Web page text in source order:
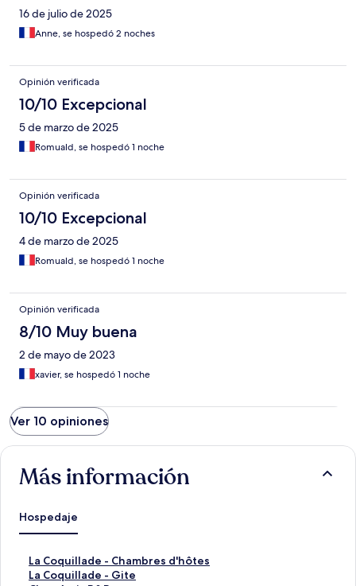
16 de julio de 2025
Anne, se hospedó 2 noches
Opinión verificada
10/10 Excepcional
5 de marzo de 2025
Romuald, se hospedó 1 noche
Opinión verificada
10/10 Excepcional
4 de marzo de 2025
Romuald, se hospedó 1 noche
Opinión verificada
8/10 Muy buena
2 de mayo de 2023
xavier, se hospedó 1 noche
Ver 10 opiniones
Más información
Hospedaje
La Coquillade - Chambres d'hôtes
E
n
La Coquillade - Gite
E